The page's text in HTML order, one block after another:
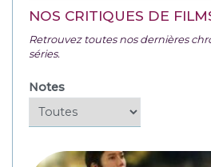
NOS CRITIQUES DE
Retrouvez toutes nos dernières
séries.
Notes